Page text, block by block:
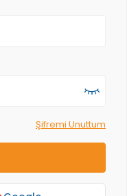
Şifremi Unuttum